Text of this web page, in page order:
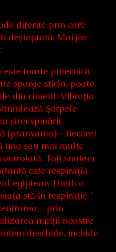
diferite prin care
deșteptată. Mai jos
foarte puternică.
sparge sticla, poate
din ciment. Vibrația
Șarpele
șirei spinării.
(pranyama) – fiecărei
una sau mai multe
Toți suntem
este respirația
egiptean Thoth a
stă în respirație.”
– prin
minții noastre
deschide, închide